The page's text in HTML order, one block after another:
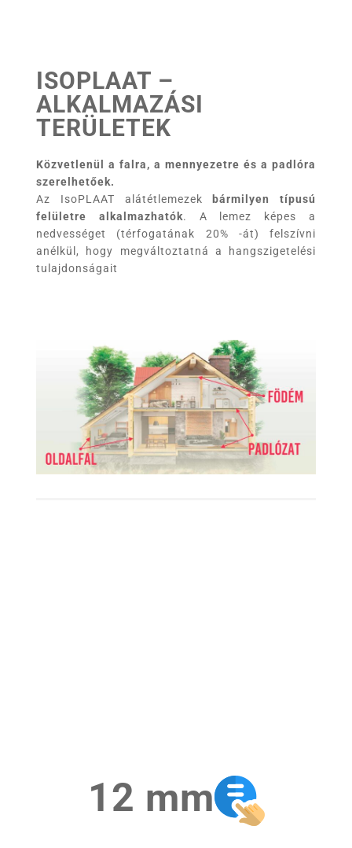
ISOPLAAT –
ALKALMAZÁSI
TERÜLETEK
Közvetlenül a falra, a mennyezetre és a padlóra
szerelhetőek.
Az IsoPLAAT alátétlemezek
bármilyen típusú
felületre alkalmazhatók. A lemez képes a
nedvességet (térfogatának 20% -át) felszívni
anélkül, hogy megváltoztatná a hangszigetelési
tulajdonságait
12 mm